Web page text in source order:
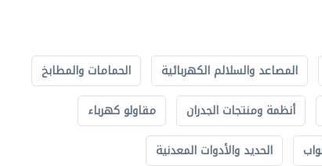
المصاعد والسلالم الكهربائية
الحمامات والمطابخ
أنظمة ومنتجات الجدران
مقاولو كهرباء
الحديد والأدوات المعدنية